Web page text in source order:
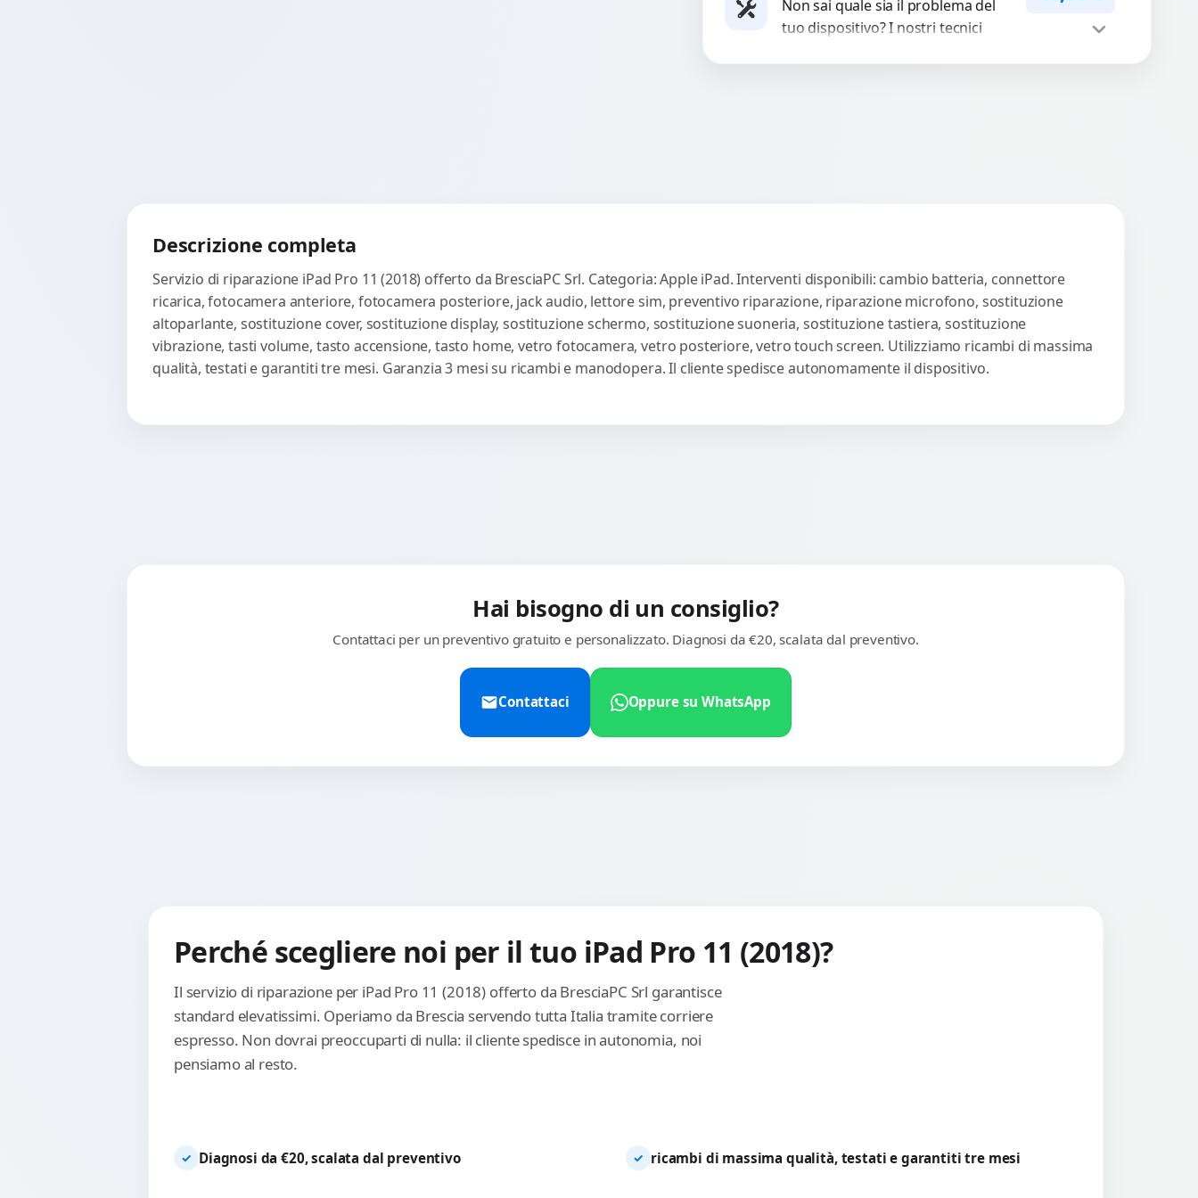
e garantiti...
Non sai quale sia il problema del
tuo dispositivo? I nostri tecnici
Descrizione completa
Servizio di riparazione iPad Pro 11 (2018) offerto da BresciaPC Srl. Categoria: Apple iPad. Interventi disponibili: cambio batteria, connettore
ricarica, fotocamera anteriore, fotocamera posteriore, jack audio, lettore sim, preventivo riparazione, riparazione microfono, sostituzione
altoparlante, sostituzione cover, sostituzione display, sostituzione schermo, sostituzione suoneria, sostituzione tastiera, sostituzione
vibrazione, tasti volume, tasto accensione, tasto home, vetro fotocamera, vetro posteriore, vetro touch screen. Utilizziamo ricambi di massima
qualità, testati e garantiti tre mesi. Garanzia 3 mesi su ricambi e manodopera. Il cliente spedisce autonomamente il dispositivo.
Hai bisogno di un consiglio?
Contattaci per un preventivo gratuito e personalizzato. Diagnosi da €20, scalata dal preventivo.
Contattaci Oppure su WhatsApp
Perché scegliere noi per il tuo iPad Pro 11 (2018)?
Il servizio di riparazione per iPad Pro 11 (2018) offerto da BresciaPC Srl garantisce
standard elevatissimi. Operiamo da Brescia servendo tutta Italia tramite corriere
espresso. Non dovrai preoccuparti di nulla: il cliente spedisce in autonomia, noi
pensiamo al resto.
✓ Diagnosi da €20, scalata dal preventivo ✓ ricambi di massima qualità, testati e garantiti tre mesi